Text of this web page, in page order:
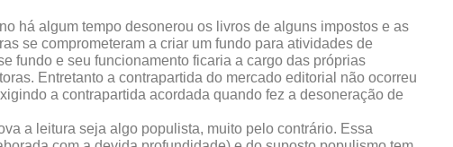
há algum tempo desonerou os livros de alguns impostos e as
se comprometeram a criar um fundo para atividades de
fundo e seu funcionamento ficaria a cargo das próprias
Entretanto a contrapartida do mercado editorial não ocorreu
a contrapartida acordada quando fez a desoneração de
a leitura seja algo populista, muito pelo contrário. Essa